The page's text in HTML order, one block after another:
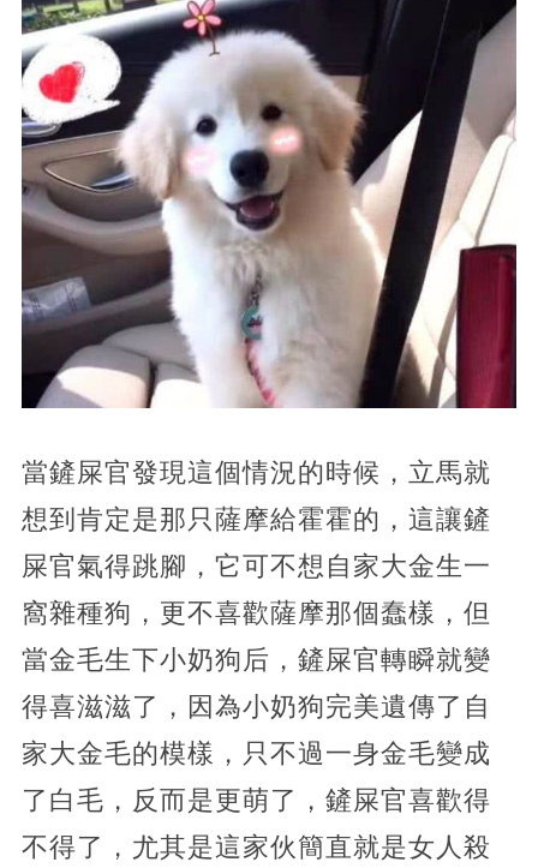
當鏟屎官發現這個情況的時候，立馬就
想到肯定是那只薩摩給霍霍的，這讓鏟
屎官氣得跳腳，它可不想自家大金生一
窩雜種狗，更不喜歡薩摩那個蠢樣，但
當金毛生下小奶狗后，鏟屎官轉瞬就變
得喜滋滋了，因為小奶狗完美遺傳了自
家大金毛的模樣，只不過一身金毛變成
了白毛，反而是更萌了，鏟屎官喜歡得
不得了，尤其是這家伙簡直就是女人殺